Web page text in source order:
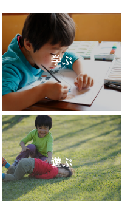
学ぶ
遊ぶ